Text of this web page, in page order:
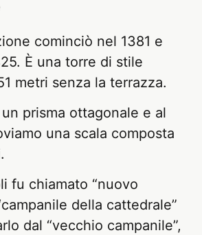
cominciò nel 1381 e
È una torre di stile
metri senza la terrazza.
prisma ottagonale e al
una scala composta
fu chiamato “nuovo
della cattedrale”
dal “vecchio campanile”,